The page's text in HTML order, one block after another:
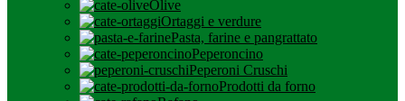
Olive
Ortaggi e verdure
Pasta, farine e pangrattato
Peperoncino
Peperoni Cruschi
Prodotti da forno